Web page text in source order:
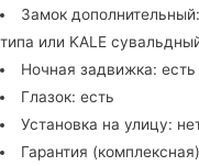
Замок
типа или KALE
Ночная задвижка: есть
Глазок: есть
Установка на улицу:
Гарантия